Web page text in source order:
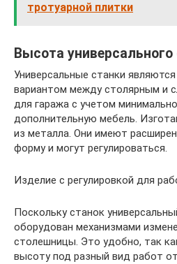
тротуарной плитки
Высота универсального
Универсальные станки
вариантом между столярным и
для гаража с учетом
дополнительную мебель.
из металла. Они имеют
форму и могут регулироваться.
Изделие с регулировкой для
Поскольку станок
оборудован механизмами
столешницы. Это удобно, так
высоту под разный вид работ